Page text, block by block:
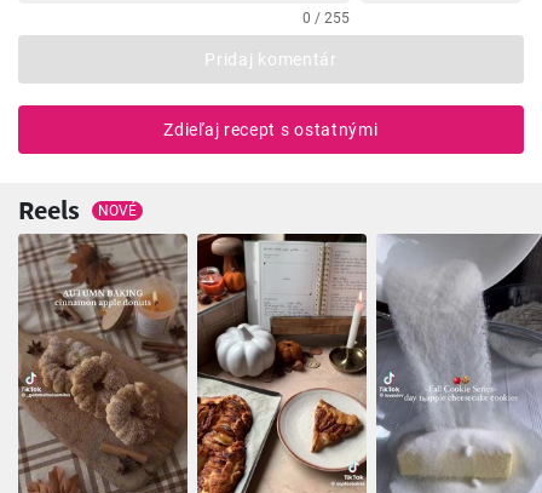
0 / 255
Pridaj komentár
Zdieľaj recept s ostatnými
Reels NOVÉ